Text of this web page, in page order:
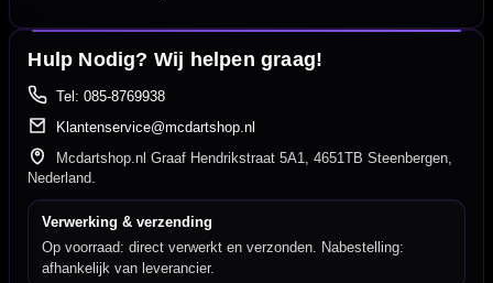
Hulp Nodig? Wij helpen graag!
Tel: 085-8769938
Klantenservice@mcdartshop.nl
Mcdartshop.nl Graaf Hendrikstraat 5A1, 4651TB Steenbergen,
Nederland.
Verwerking & verzending
Op voorraad: direct verwerkt en verzonden. Nabestelling:
afhankelijk van leverancier.